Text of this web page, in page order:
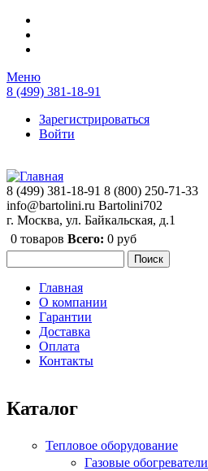
Перейти к основному содержанию
Меню
8 (499) 381-18-91
Зарегистрироваться
Войти
8 (499) 381-18-91 8 (800) 250-71-33
info@bartolini.ru Bartolini702
г. Москва, ул. Байкальская, д.1
0 товаров Всего: 0 руб
Главное меню
Главная
О компании
Гарантии
Доставка
Оплата
Контакты
Каталог
Тепловое оборудование
Газовые обогреватели